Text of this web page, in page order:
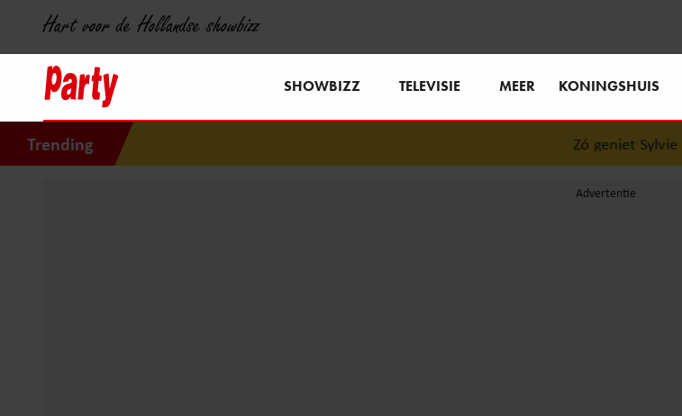
Hart voor de Hollandse showbizz
SHOWBIZZ TELEVISIE MEER KONINGSHUIS
Trending Zó geniet Sylvie